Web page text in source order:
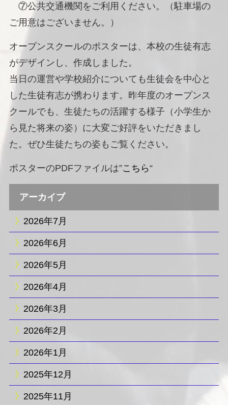
⑦公共交通機関をご利用ください。（駐車場の
ご用意はございません。）
オープンスクールのポスターは、本校の生徒有志
がデザインし、作成しました。
当日の運営や学校紹介についても生徒会を中心と
した生徒有志が携わります。昨年度のオープンス
クールでも、生徒たちの活躍する様子（小学生か
ら見た将来の姿）に大変ご好評をいただきまし
た。ぜひ生徒たちの姿もご覧ください。
ポスターのPDFファイルは”こちら“
アーカイブ
2026年7月
2026年6月
2026年5月
2026年4月
2026年3月
2026年2月
2026年1月
2025年12月
2025年11月